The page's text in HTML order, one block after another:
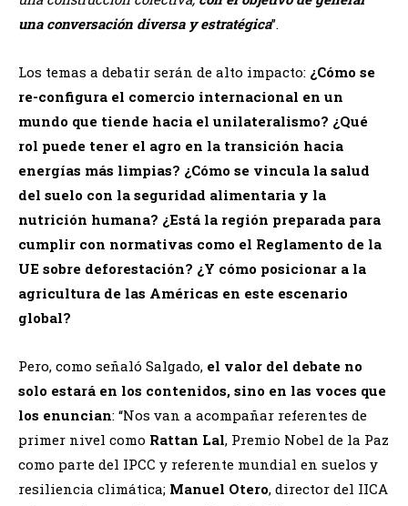
una conversación diversa y estratégica”.
Los temas a debatir serán de alto impacto: ¿Cómo se
re-configura el comercio internacional en un
mundo que tiende hacia el unilateralismo? ¿Qué
rol puede tener el agro en la transición hacia
energías más limpias? ¿Cómo se vincula la salud
del suelo con la seguridad alimentaria y la
nutrición humana? ¿Está la región preparada para
cumplir con normativas como el Reglamento de la
UE sobre deforestación? ¿Y cómo posicionar a la
agricultura de las Américas en este escenario
global?
Pero, como señaló Salgado, el valor del debate no
solo estará en los contenidos, sino en las voces que
los enuncian: “Nos van a acompañar referentes de
primer nivel como Rattan Lal, Premio Nobel de la Paz
como parte del IPCC y referente mundial en suelos y
resiliencia climática; Manuel Otero, director del IICA